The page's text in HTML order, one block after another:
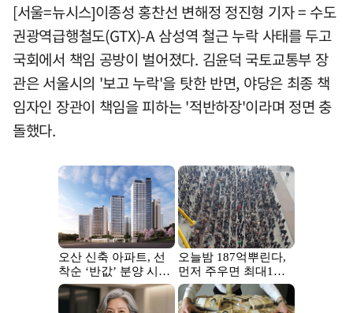
[서울=뉴시스]이종성 홍찬선 변해정 정진형 기자 = 수도
권광역급행철도(GTX)-A 삼성역 철근 누락 사태를 두고
국회에서 책임 공방이 벌어졌다. 김윤덕 국토교통부 장
관은 서울시의 '보고 누락'을 탓한 반면, 야당은 최종 책
임자인 장관이 책임을 피하는 '적반하장'이라며 정면 충
돌했다.